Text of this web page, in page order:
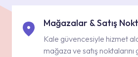
Mağazalar & Satış
Kale güvencesiyle hizmet
mağaza ve satış noktalarını